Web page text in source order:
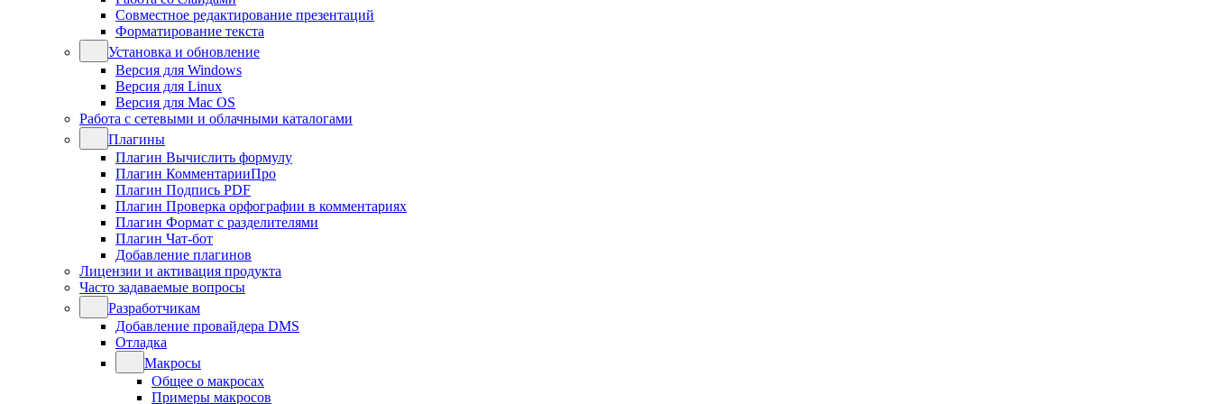
Совместное редактирование презентаций
Форматирование текста
Установка и обновление
Версия для Windows
Версия для Linux
Версия для Mac OS
Работа с сетевыми и облачными каталогами
Плагины
Плагин Вычислить формулу
Плагин КомментарииПро
Плагин Подпись PDF
Плагин Проверка орфографии в комментариях
Плагин Формат с разделителями
Плагин Чат-бот
Добавление плагинов
Лицензии и активация продукта
Часто задаваемые вопросы
Разработчикам
Добавление провайдера DMS
Отладка
Макросы
Общее о макросах
Примеры макросов